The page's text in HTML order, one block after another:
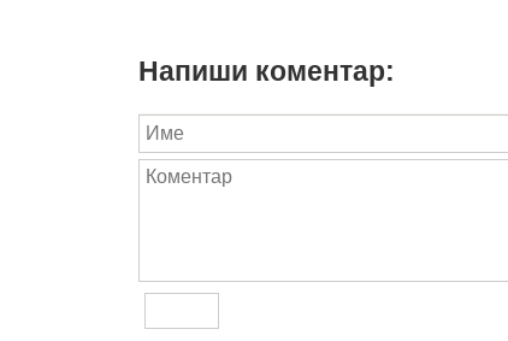
Напиши коментар: